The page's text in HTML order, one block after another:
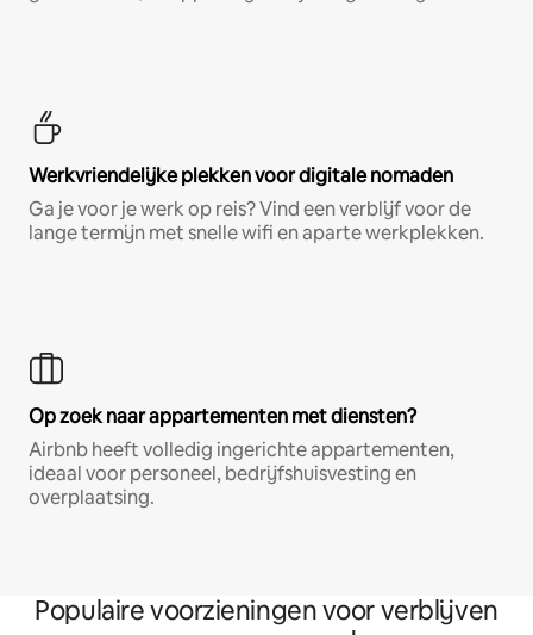
Werkvriendelijke plekken voor digitale nomaden
Ga je voor je werk op reis? Vind een verblijf voor de
lange termijn met snelle wifi en aparte werkplekken.
Op zoek naar appartementen met diensten?
Airbnb heeft volledig ingerichte appartementen,
ideaal voor personeel, bedrijfshuisvesting en
overplaatsing.
Populaire voorzieningen voor verblijven